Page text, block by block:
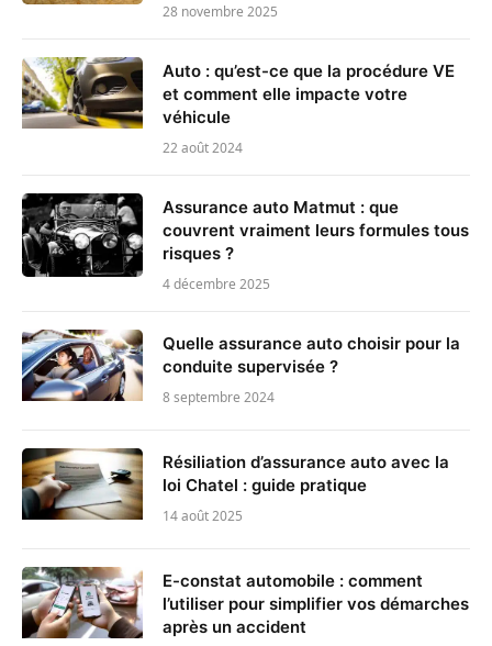
28 novembre 2025
Auto : qu’est-ce que la procédure VE
et comment elle impacte votre
véhicule
22 août 2024
Assurance auto Matmut : que
couvrent vraiment leurs formules tous
risques ?
4 décembre 2025
Quelle assurance auto choisir pour la
conduite supervisée ?
8 septembre 2024
Résiliation d’assurance auto avec la
loi Chatel : guide pratique
14 août 2025
E-constat automobile : comment
l’utiliser pour simplifier vos démarches
après un accident